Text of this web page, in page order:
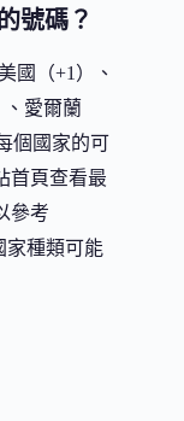
號碼？
國（+1）、
、愛爾蘭
個國家的可
首頁查看最
參考
家種類可能